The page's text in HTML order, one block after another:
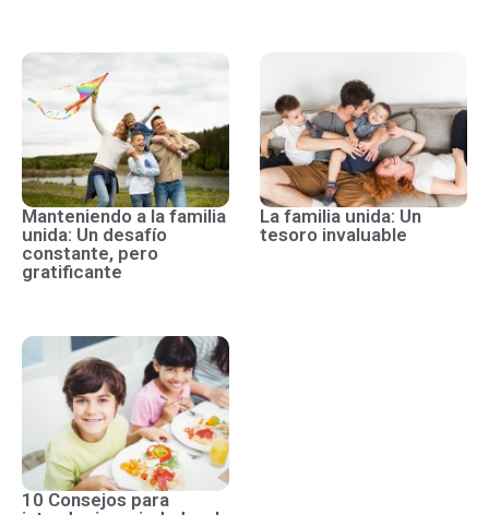
Manteniendo a la familia
unida: Un desafío
constante, pero
gratificante
La familia unida: Un
tesoro invaluable
10 Consejos para